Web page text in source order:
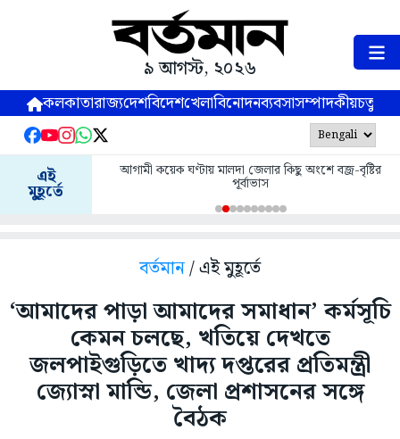
৯ আগস্ট, ২০২৬
কলকাতারাজ্যদেশবিদেশখেলাবিনোদনব্যবসাসম্পাদকীয়
এই
মুহূর্তে
আগামী কয়েক ঘণ্টায় মালদা জেলার কিছু অংশে বজ্র-বৃষ্টির
পূর্বাভাস
বর্তমান/ এই মুহূর্তে
‘আমাদের পাড়া আমাদের সমাধান’ কর্মসূচি
কেমন চলছে, খতিয়ে দেখতে
জলপাইগুড়িতে খাদ্য দপ্তরের প্রতিমন্ত্রী
জ্যোস্না মান্ডি, জেলা প্রশাসনের সঙ্গে
বৈঠক